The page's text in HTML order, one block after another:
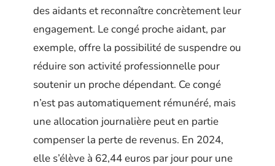
des aidants et reconnaître concrètement leur
engagement. Le congé proche aidant, par
exemple, offre la possibilité de suspendre ou
réduire son activité professionnelle pour
soutenir un proche dépendant. Ce congé
n’est pas automatiquement rémunéré, mais
une allocation journalière peut en partie
compenser la perte de revenus. En 2024,
elle s’élève à 62,44 euros par jour pour une